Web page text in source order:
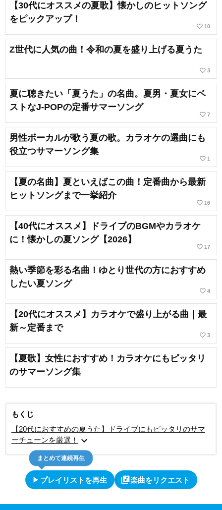
【30代にオススメの夏歌】懐かしのヒットソング
をピックアップ！
favorite_border 10
Z世代に人気の曲！令和の夏を盛り上げる夏うた
favorite_border 3
夏に聴きたい「夏うた」の名曲。夏男・夏女にベ
ストなJ-POPの定番サマーソング
favorite_border 7
男性ボーカルが歌う夏の歌。カラオケの選曲にも
役立つサマーソング集
favorite_border 1
【夏の名曲】夏といえばこの曲！定番曲から最新
ヒットソングまで一挙紹介
favorite_border 16
【40代にオススメ】ドライブのBGMやカラオケ
に！懐かしの夏ソング【2026】
favorite_border 17
熱い季節を彩る名曲！ゆとり世代の方におすすめ
したい夏ソング
favorite_border 4
【20代にオススメ】カラオケで盛り上がる曲｜最
新～定番まで
favorite_border 3
【夏歌】女性におすすめ！カラオケにもピッタリ
のサマーソング集
もくじ
【20代におすすめの夏うた】ドライブにもピッタリのサマ
ーチューンを厳選！
expand_more
play_arrow プレイリストを再生
まとめて連続再生
library_music楽曲をリクエスト